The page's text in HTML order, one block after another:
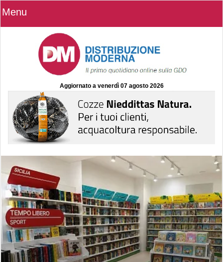
Menu
Aggiornato a venerdì 07 agosto 2026